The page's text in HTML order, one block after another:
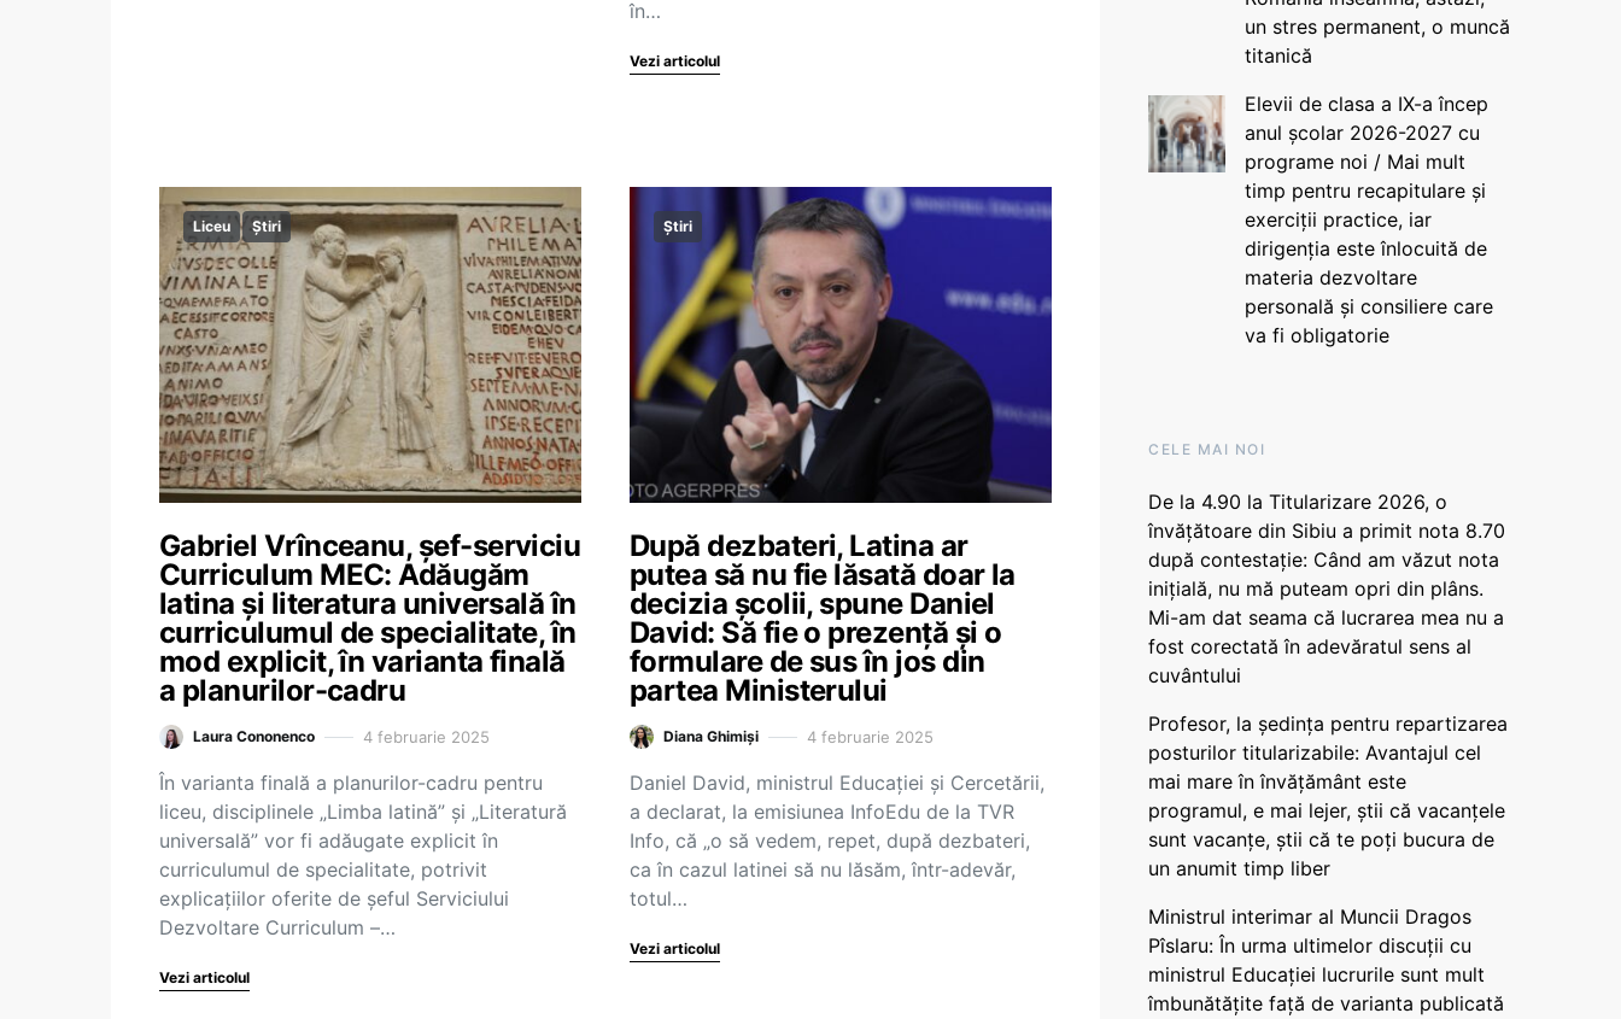
în…
Vezi articolul
Liceu Știri
Gabriel Vrînceanu, șef-serviciu
Curriculum MEC: Adăugăm
latina și literatura universală în
curriculumul de specialitate, în
mod explicit, în varianta finală
a planurilor-cadru
Laura Cononenco 4 februarie 2025
În varianta finală a planurilor-cadru pentru
liceu, disciplinele „Limba latină” și „Literatură
universală” vor fi adăugate explicit în
curriculumul de specialitate, potrivit
explicațiilor oferite de șeful Serviciului
Dezvoltare Curriculum –…
Vezi articolul
Știri
După dezbateri, Latina ar
putea să nu fie lăsată doar la
decizia școlii, spune Daniel
David: Să fie o prezență și o
formulare de sus în jos din
partea Ministerului
Diana Ghimiși 4 februarie 2025
Daniel David, ministrul Educației și Cercetării,
a declarat, la emisiunea InfoEdu de la TVR
Info, că „o să vedem, repet, după dezbateri,
ca în cazul latinei să nu lăsăm, într-adevăr,
totul…
Vezi articolul
un stres permanent, o muncă
titanică
Elevii de clasa a IX-a încep
anul școlar 2026-2027 cu
programe noi / Mai mult
timp pentru recapitulare și
exerciții practice, iar
dirigenția este înlocuită de
materia dezvoltare
personală și consiliere care
va fi obligatorie
CELE MAI NOI
De la 4.90 la Titularizare 2026, o
învățătoare din Sibiu a primit nota 8.70
după contestație: Când am văzut nota
inițială, nu mă puteam opri din plâns.
Mi-am dat seama că lucrarea mea nu a
fost corectată în adevăratul sens al
cuvântului
Profesor, la ședința pentru repartizarea
posturilor titularizabile: Avantajul cel
mai mare în învățământ este
programul, e mai lejer, știi că vacanțele
sunt vacanţe, știi că te poți bucura de
un anumit timp liber
Ministrul interimar al Muncii Dragos
Pîslaru: În urma ultimelor discuții cu
ministrul Educației lucrurile sunt mult
îmbunătățite față de varianta publicată